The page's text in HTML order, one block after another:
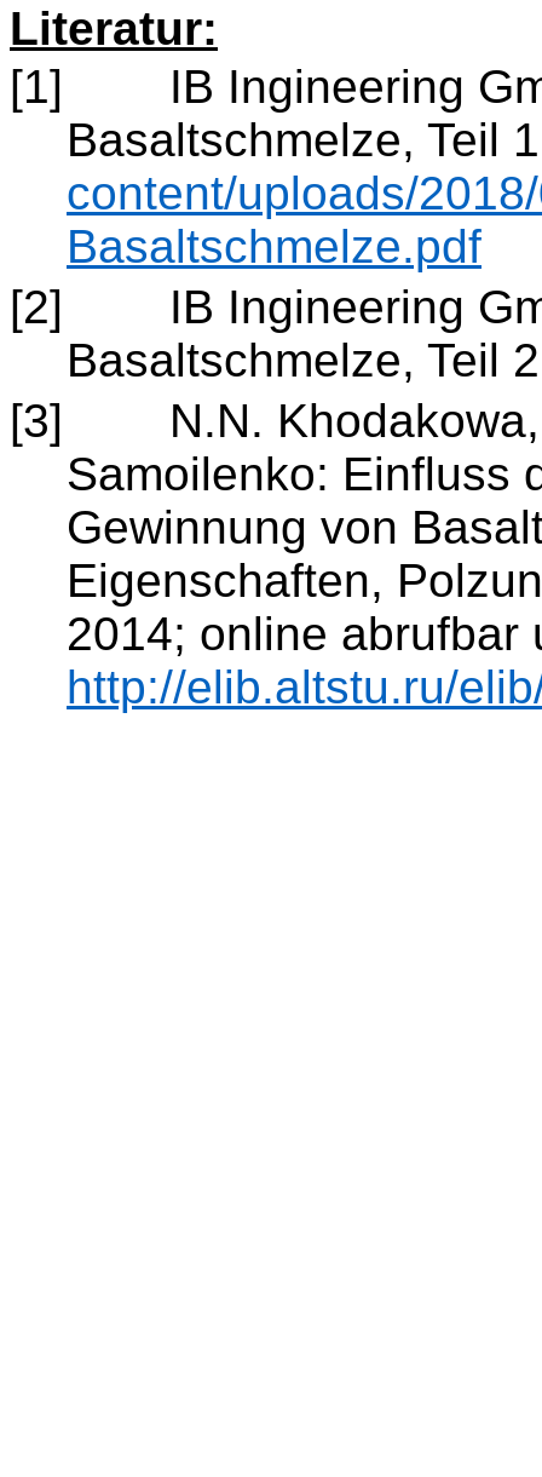
Literatur:
[1]
IB Ingineering
Basaltschmelze, Teil
content/uploads/
Basaltschmelze.pdf
[2]
IB Ingineering
Basaltschmelze, Teil
[3]
N.N. Khodakowa
Samoilenko: Einfluss
Gewinnung von
Eigenschaften,
2014; online abrufbar
http://elib.altstu.ru/